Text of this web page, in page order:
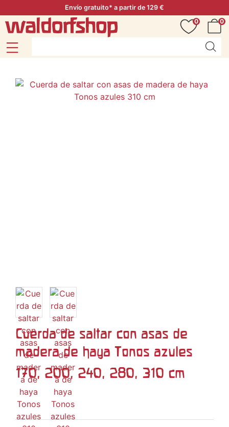
Envío gratuito* a partir de 129 €
0
0
Cuerda de saltar con asas de
madera de haya Tonos azules
170, 200, 240, 280, 310 cm